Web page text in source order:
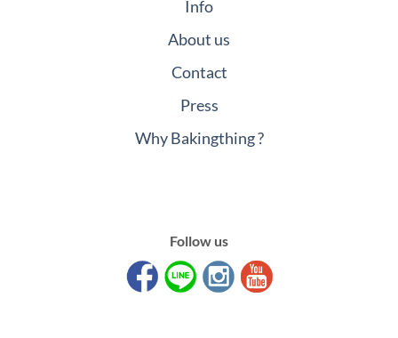
Info
About us
Contact
Press
Why Bakingthing ?
Follow us